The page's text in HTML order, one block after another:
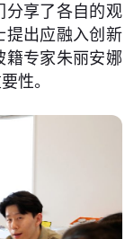
分享了各自的观
提出应融入创新
籍专家朱丽安娜
性。